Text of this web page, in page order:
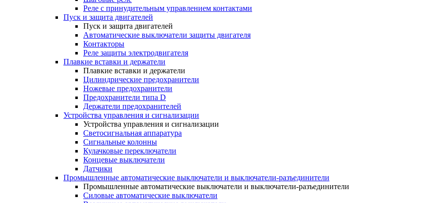
Реле с принудительным управлением контактами
Пуск и защита двигателей
Пуск и защита двигателей
Автоматические выключатели защиты двигателя
Контакторы
Реле защиты электродвигателя
Плавкие вставки и держатели
Плавкие вставки и держатели
Цилиндрические предохранители
Ножевые предохранители
Предохранители типа D
Держатели предохранителей
Устройства управления и сигнализации
Устройства управления и сигнализации
Светосигнальная аппаратура
Сигнальные колонны
Кулачковые переключатели
Концевые выключатели
Датчики
Промышленные автоматические выключатели и выключатели-разъединители
Промышленные автоматические выключатели и выключатели-разъединители
Силовые автоматические выключатели